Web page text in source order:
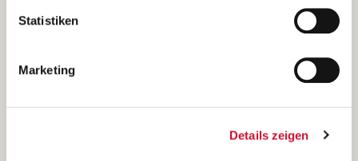
unsererDatenschutzerklärung
Statistiken
Marketing
Details zeigen
(Ein Tochterunternehmen des AWO Bezirksverbandes Unterfranken
e.V.)